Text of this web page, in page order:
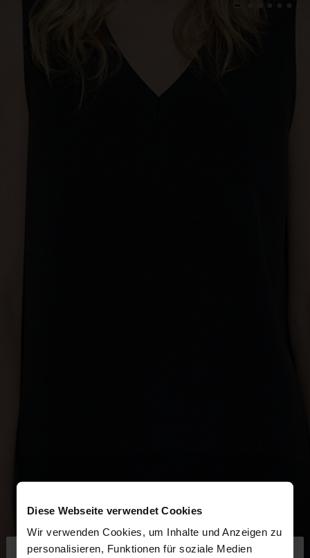
Diese Webseite verwendet Cookies
Wir verwenden Cookies, um Inhalte und Anzeigen zu
personalisieren, Funktionen für soziale Medien
hallo